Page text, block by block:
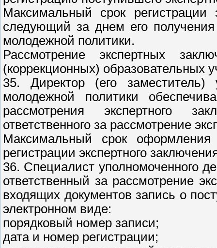
Максимальный срок регистрации
следующий за днем его
молодежной политики.
Рассмотрение экспертных
(коррекционных) образовательных
35. Директор (его заместитель)
молодежной политики
рассмотрения экспертного
ответственного за рассмотрение
Максимальный срок
регистрации экспертного
36. Специалист уполномоченного
ответственный за рассмотрение
входящих документов запись о
электронном виде:
порядковый номер записи;
дата и номер регистрации;